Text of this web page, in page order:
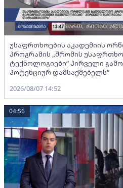
უსაფრთხოების აკადემიის
პროგრამის „შრომის
ტექნოლოგიები“ პირველი
პოტენციურ დამსაქმებელს“
2026/08/07 14:52
04:56